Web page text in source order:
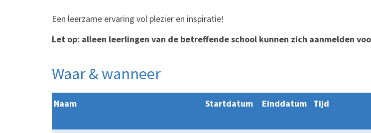
Een leerzame ervaring vol plezier en inspiratie!
Let op: alleen leerlingen van de betreffende school kunnen zich aanmelden
Waar & wanneer
Naam Startdatum Einddatum Tijd